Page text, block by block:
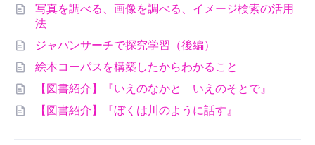
写真を調べる、画像を調べる、イメージ検索の活用
法
ジャパンサーチで探究学習（後編）
絵本コーパスを構築したからわかること
【図書紹介】『いえのなかと いえのそとで』
【図書紹介】『ぼくは川のように話す』